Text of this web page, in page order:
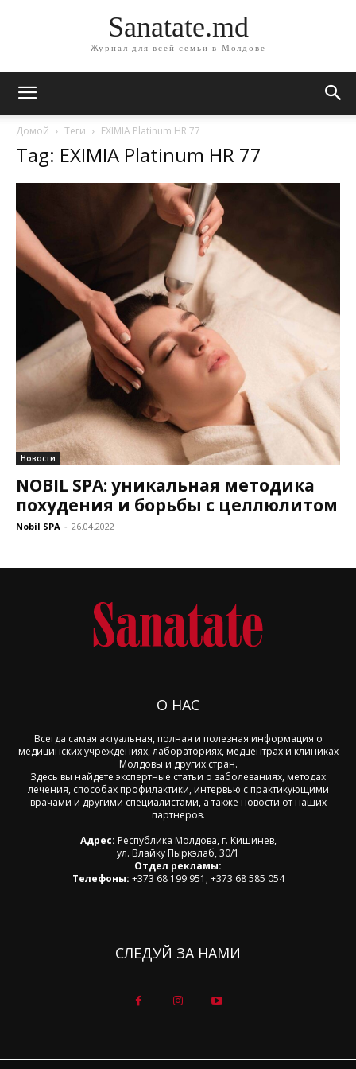
Sanatate.md
Журнал для всей семьи в Молдове
Домой Теги EXIMIA Platinum HR 77
Tag: EXIMIA Platinum HR 77
Новости
NOBIL SPA: уникальная методика
похудения и борьбы с целлюлитом
Nobil SPA - 26.04.2022
О НАС
Всегда самая актуальная, полная и полезная информация о
медицинских учреждениях, лабораториях, медцентрах и клиниках
Молдовы и других стран.
Здесь вы найдете экспертные статьи о заболеваниях, методах
лечения, способах профилактики, интервью с практикующими
врачами и другими специалистами, а также новости от наших
партнеров.
Адрес: Республика Молдова, г. Кишинев,
ул. Влайку Пыркэлаб, 30/1
Отдел рекламы:
Телефоны: +373 68 199 951; +373 68 585 054
СЛЕДУЙ ЗА НАМИ